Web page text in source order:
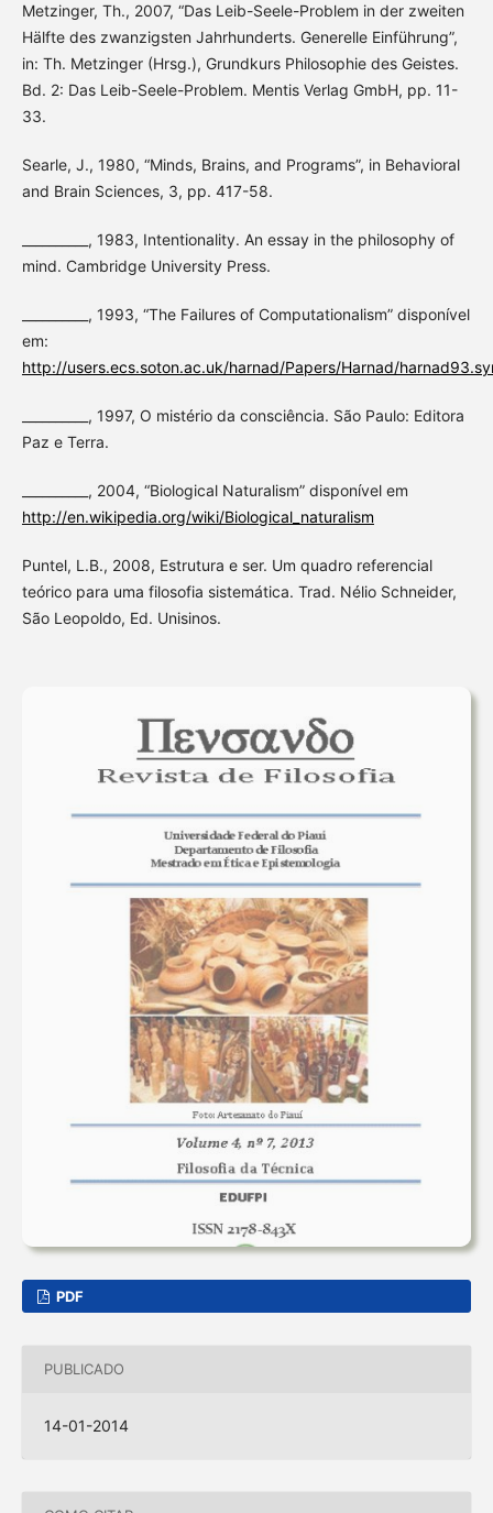
Metzinger, Th., 2007, “Das Leib-Seele-Problem in der zweiten
Hälfte des zwanzigsten Jahrhunderts. Generelle Einführung”,
in: Th. Metzinger (Hrsg.), Grundkurs Philosophie des Geistes.
Bd. 2: Das Leib-Seele-Problem. Mentis Verlag GmbH, pp. 11-
33.
Searle, J., 1980, “Minds, Brains, and Programs”, in Behavioral
and Brain Sciences, 3, pp. 417-58.
__________, 1983, Intentionality. An essay in the philosophy of
mind. Cambridge University Press.
__________, 1993, “The Failures of Computationalism” disponível
em:
http://users.ecs.soton.ac.uk/harnad/Papers/Harnad/
__________, 1997, O mistério da consciência. São Paulo: Editora
Paz e Terra.
__________, 2004, “Biological Naturalism” disponível em
http://en.wikipedia.org/wiki/Biological_naturalism
Puntel, L.B., 2008, Estrutura e ser. Um quadro referencial
teórico para uma filosofia sistemática. Trad. Nélio Schneider,
São Leopoldo, Ed. Unisinos.
PDF
PUBLICADO
14-01-2014